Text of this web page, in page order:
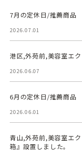
7月の定休日/推薦商品
2026.07.01
港区,外苑前,美容室エ
2026.06.07
6月の定休日/推薦商品
2026.06.01
青山,外苑前,美容室エ
箱』設置しました。